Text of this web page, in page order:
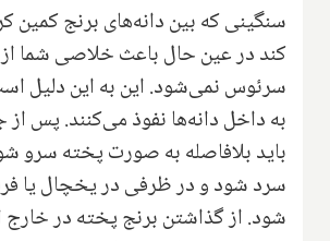
سنگینی که بین دانه‌های برنج کمین
کند در عین حال باعث خلاصی شما
سرئوس نمی‌شود. این به این دلیل
به داخل دانه‌ها نفوذ می‌کنند. پس
باید بلافاصله به صورت پخته سرو
سرد شود و در ظرفی در یخچال یا
شود. از گذاشتن برنج پخته در خارج